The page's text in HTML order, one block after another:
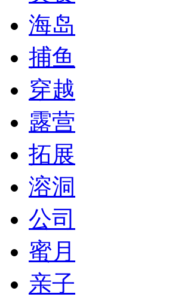
海岛
捕鱼
穿越
露营
拓展
溶洞
公司
蜜月
亲子